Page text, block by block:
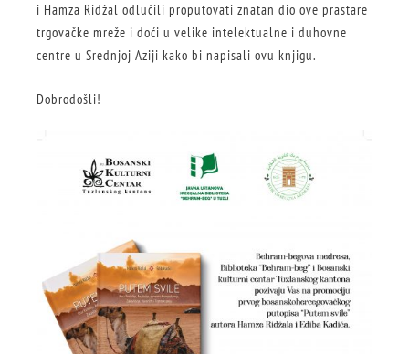
i Hamza Ridžal odlučili proputovati znatan dio ove prastare
trgovačke mreže i doći u velike intelektualne i duhovne
centre u Srednjoj Aziji kako bi napisali ovu knjigu.
Dobrodošli!